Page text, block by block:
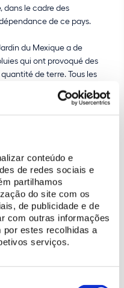
conteúdo e
de redes sociais e
partilhamos
do site com os
de publicidade e de
com outras informações
por estes recolhidas a
serviços.
dans le cadre des
de ce pays.
du Mexique a de
qui ont provoqué des
de terre. Tous les
et au printemps
tagètes et desZinnia, qui
a marqué la conclusion
de la